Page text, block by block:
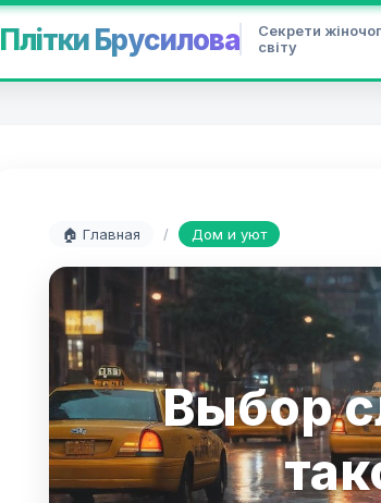
Плітки Брусилова
Секрети
світу
🏠 Главная / Дом и уют
Выбор